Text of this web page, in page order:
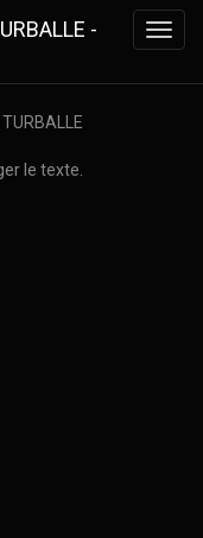
-
le texte.